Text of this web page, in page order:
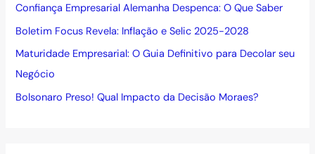
5
anos
Confiança Empresarial Alemanha Despenca: O Que Saber
Boletim Focus Revela: Inflação e Selic 2025-2028
Maturidade Empresarial: O Guia Definitivo para Decolar seu
Negócio
Bolsonaro Preso! Qual Impacto da Decisão Moraes?